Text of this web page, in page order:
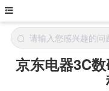
京东电器3C